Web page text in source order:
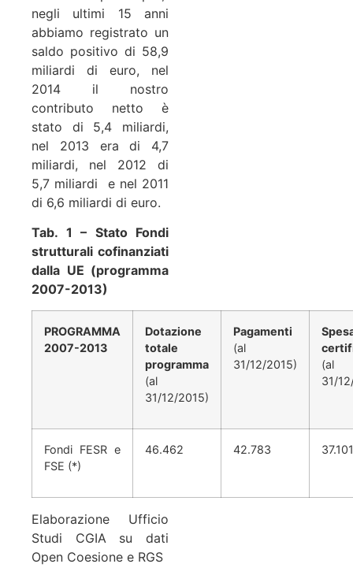
negli ultimi 15 anni
abbiamo registrato un
saldo positivo di 58,9
miliardi di euro, nel
2014 il nostro
contributo netto è
stato di 5,4 miliardi,
nel 2013 era di 4,7
miliardi, nel 2012 di
5,7 miliardi e nel 2011
di 6,6 miliardi di euro.
Tab. 1 – Stato Fondi
strutturali cofinanziati
dalla UE (programma
2007-2013)
PROGRAMMA
2007-2013
Dotazione
totale
programma
(al
31/12/2015)
Pagamenti
(al
31/12/2015)
(al
31/
Fondi FESR e
FSE (*)
46.462 42.783 37.101
Elaborazione Ufficio
Studi CGIA su dati
Open Coesione e RGS